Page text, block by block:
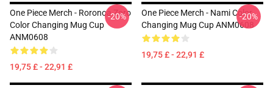
One Piece Merch - Roronoa Zoro
Color Changing Mug Cup
ANM0608
19,75 £ - 22,91 £
-20%
One Piece Merch - Nami Color
Changing Mug Cup ANM0608
19,75 £ - 22,91 £
-20%